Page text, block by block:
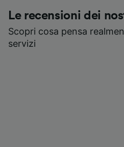
Le recensioni dei
Scopri cosa pensa
servizi